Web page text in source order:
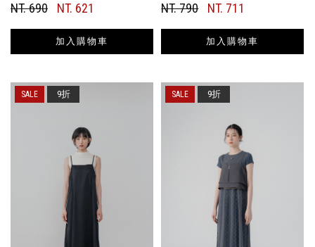
NT. 690 NT. 621
加入購物車
NT. 790 NT. 711
加入購物車
9折 9折